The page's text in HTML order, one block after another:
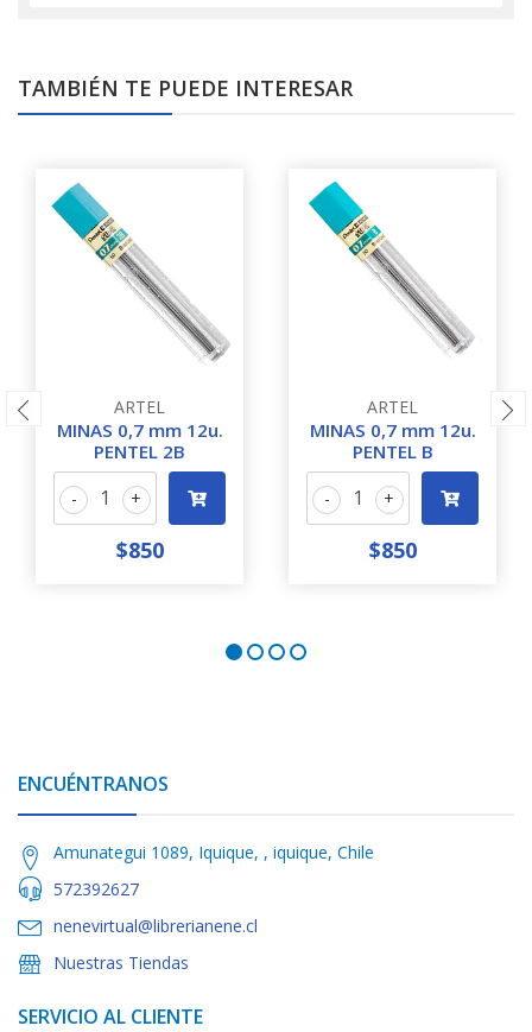
TAMBIÉN TE PUEDE INTERESAR
ARTEL
MINAS 0,7 mm 12u.
PENTEL 2B
+
-
$850
ARTEL
MINAS 0,7 mm 12u.
PENTEL B
+
-
$850
ENCUÉNTRANOS
Amunategui 1089, Iquique, , iquique, Chile
572392627
nenevirtual@librerianene.cl
Nuestras Tiendas
SERVICIO AL CLIENTE